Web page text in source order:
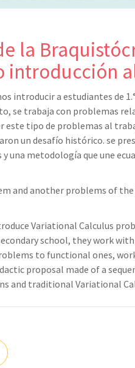
la
introducción
introducir a estudiantes de
se trabaja con problemas
este tipo de problemas al
un desafío histórico. se
y una metodología que une
and another problems of
Variational Calculus
school, they work
to functional ones,
proposal made of a
and traditional Variational